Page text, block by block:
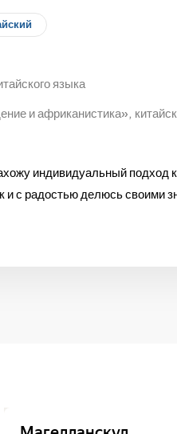
языка
и африканистика»,
индивидуальный подход к
и с радостью делюсь своими